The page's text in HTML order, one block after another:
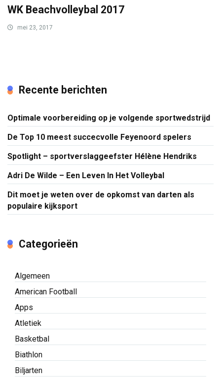
WK Beachvolleybal 2017
mei 23, 2017
Recente berichten
Optimale voorbereiding op je volgende sportwedstrijd
De Top 10 meest succecvolle Feyenoord spelers
Spotlight – sportverslaggeefster Hélène Hendriks
Adri De Wilde – Een Leven In Het Volleybal
Dit moet je weten over de opkomst van darten als
populaire kijksport
Categorieën
Algemeen
American Football
Apps
Atletiek
Basketbal
Biathlon
Biljarten